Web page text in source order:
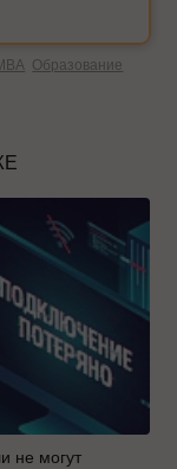
Образование
не могут